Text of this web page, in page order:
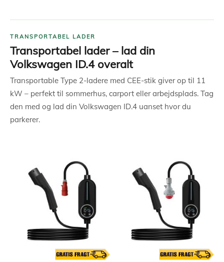
TRANSPORTABEL LADER
Transportabel lader – lad din
Volkswagen ID.4 overalt
Transportable Type 2-ladere med CEE-stik giver op til 11
kW – perfekt til sommerhus, carport eller arbejdsplads. Tag
den med og lad din Volkswagen ID.4 uanset hvor du
parkerer.